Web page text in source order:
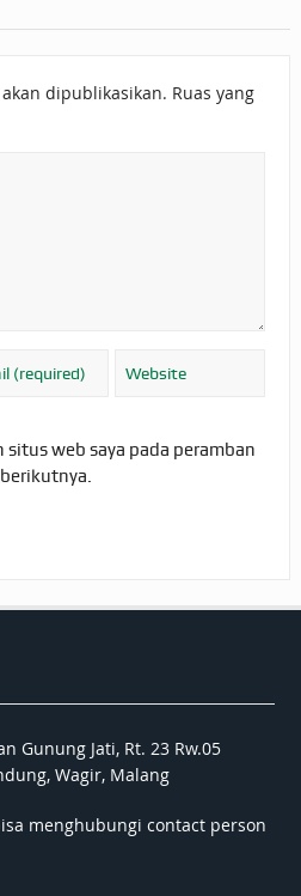
dipublikasikan. Ruas yang
situs web saya pada peramban
Gunung Jati, Rt. 23 Rw.05
Wagir, Malang
menghubungi contact person